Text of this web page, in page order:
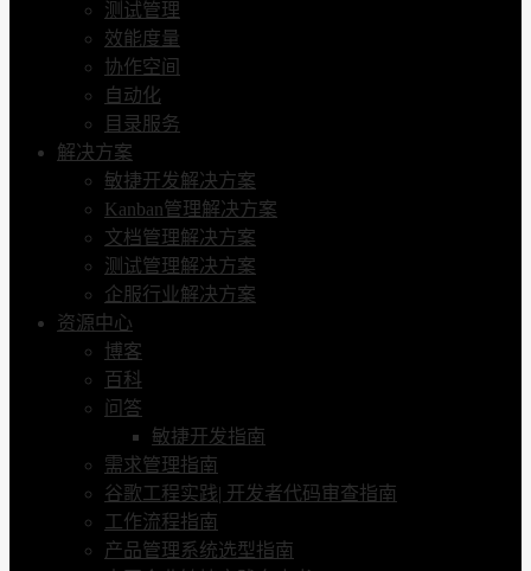
测试管理
效能度量
协作空间
自动化
目录服务
解决方案
敏捷开发解决方案
Kanban管理解决方案
文档管理解决方案
测试管理解决方案
企服行业解决方案
资源中心
博客
百科
问答
敏捷开发指南
需求管理指南
谷歌工程实践| 开发者代码审查指南
工作流程指南
产品管理系统选型指南